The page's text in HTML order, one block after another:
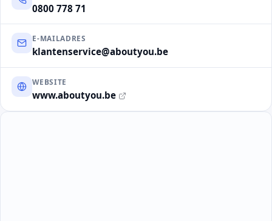
0800 778 71
E-MAILADRES
klantenservice@aboutyou.be
WEBSITE
www.aboutyou.be